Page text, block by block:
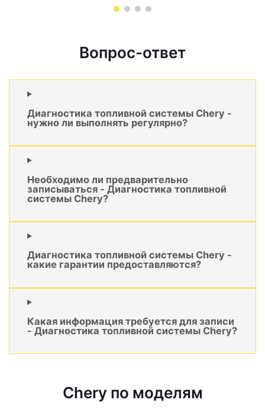
Вопрос-ответ
Диагностика топливной системы Chery -
нужно ли выполнять регулярно?
Необходимо ли предварительно
записываться - Диагностика топливной
системы Chery?
Диагностика топливной системы Chery -
какие гарантии предоставляются?
Какая информация требуется для записи
- Диагностика топливной системы Chery?
Chery по моделям